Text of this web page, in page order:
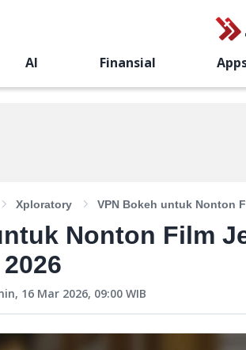
AI Finansial
Xploratory VPN Bokeh untuk Nonton
Nonton Film
16 Mar 2026, 09:00 WIB